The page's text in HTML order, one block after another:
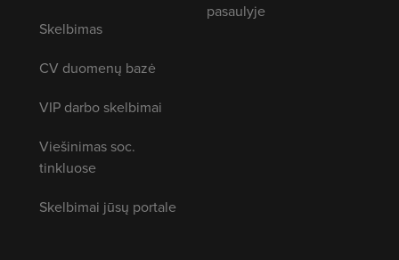
Skelbimas
CV duomenų bazė
VIP darbo skelbimai
Viešinimas soc.
tinkluose
Skelbimai jūsų portale
pasaulyje